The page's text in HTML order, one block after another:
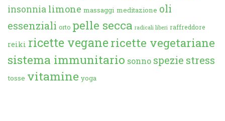
insonnia limone massaggi meditazione oli
essenziali orto pelle secca radicali liberi raffreddore
reiki ricette veganericette vegetariane
sistema immunitario sonno spezie stress
tosse vitamine yoga